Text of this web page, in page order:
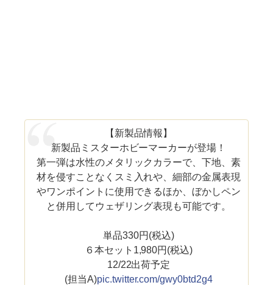
【新製品情報】
新製品ミスターホビーマーカーが登場！
第一弾は水性のメタリックカラーで、下地、素
材を侵すことなくスミ入れや、細部の金属表現
やワンポイントに使用できるほか、ぼかしペン
と併用してウェザリング表現も可能です。
単品330円(税込)
６本セット1,980円(税込)
12/22出荷予定
(担当A)pic.twitter.com/gwy0btd2g4